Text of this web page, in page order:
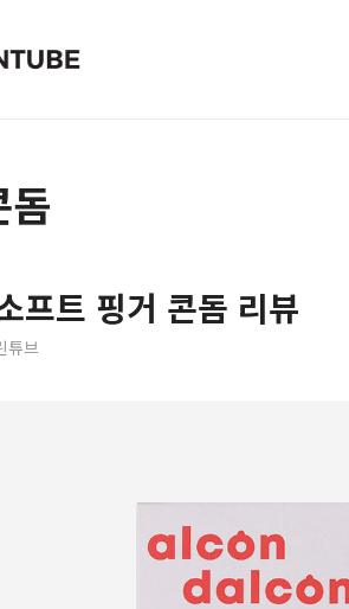
돔
프트 핑거 콘돔 리뷰
튜브